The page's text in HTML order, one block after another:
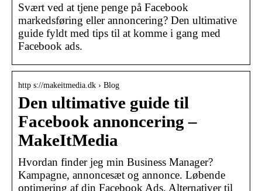
Svært ved at tjene penge på Facebook
markedsføring eller annoncering? Den ultimative
guide fyldt med tips til at komme i gang med
Facebook ads.
http s://makeitmedia.dk › Blog
Den ultimative guide til
Facebook annoncering –
MakeItMedia
Hvordan finder jeg min Business Manager?
Kampagne, annoncesæt og annonce. Løbende
optimering af din Facebook Ads. Alternativer til